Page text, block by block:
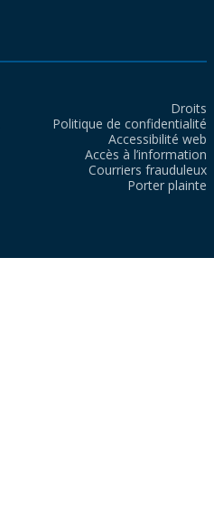
Droits
Politique de confidentialité
Accessibilité web
Accès à l’information
Courriers frauduleux
Porter plainte